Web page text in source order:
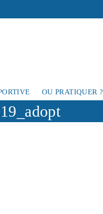
OU PRATIQUER ?